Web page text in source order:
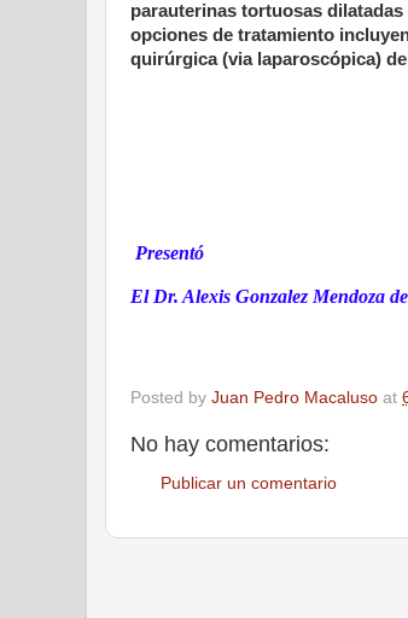
parauterinas tortuosas
opciones de tratamiento
quirúrgica (via laparoscópica)
Presentó
El Dr. Alexis Gonzalez Mendoza
Posted by Juan Pedro Macaluso at
No hay comentarios:
Publicar un comentario